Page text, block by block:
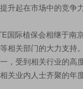
升起在市场中的竞争
国际植保会相继于
相关部门的大力支
，受到相关行业的
关业内人士齐聚的年